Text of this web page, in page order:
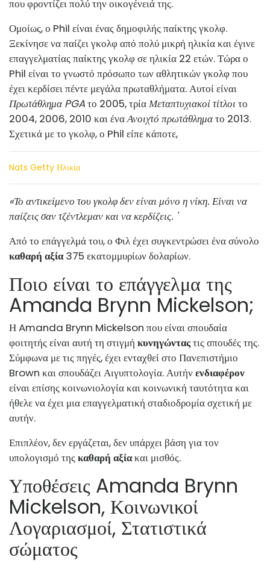
που φροντίζει πολύ την οικογένειά της.
Ομοίως, ο Phil είναι ένας δημοφιλής παίκτης γκολφ.
Ξεκίνησε να παίζει γκολφ από πολύ μικρή ηλικία και έγινε
επαγγελματίας παίκτης γκολφ σε ηλικία 22 ετών. Τώρα ο
Phil είναι το γνωστό πρόσωπο των αθλητικών γκολφ που
έχει κερδίσει πέντε μεγάλα πρωταθλήματα. Αυτοί είναι
Πρωτάθλημα PGAτο 2005, τρίαΜεταπτυχιακοί τίτλοι το
2004, 2006, 2010 και έναΑνοιχτό πρωτάθληματο 2013.
Σχετικά με το γκολφ, ο Phil είπε κάποτε,
Nats Getty Ηλικία
«Το αντικείμενο του γκολφ δεν είναι μόνο η νίκη. Είναι να
παίζεις σαν τζέντλεμαν και να κερδίζεις. '
Από το επάγγελμά του, ο Φιλ έχει συγκεντρώσει ένα σύνολο
καθαρή αξία375 εκατομμυρίων δολαρίων.
Ποιο είναι το επάγγελμα της
Amanda Brynn Mickelson;
Η Amanda Brynn Mickelson που είναι σπουδαία
φοιτητής είναι αυτή τη στιγμή κυνηγώνταςτις σπουδές της.
Σύμφωνα με τις πηγές, έχει ενταχθεί στο Πανεπιστήμιο
Brown και σπουδάζει Αιγυπτολογία. Αυτήνενδιαφέρον
είναι επίσης κοινωνιολογία και κοινωνική ταυτότητα και
ήθελε να έχει μια επαγγελματική σταδιοδρομία σχετική με
αυτήν.
Επιπλέον, δεν εργάζεται, δεν υπάρχει βάση για τον
υπολογισμό τηςκαθαρή αξίακαι μισθός.
Υποθέσεις Amanda Brynn
Mickelson, Κοινωνικοί
Λογαριασμοί, Στατιστικά
σώματος